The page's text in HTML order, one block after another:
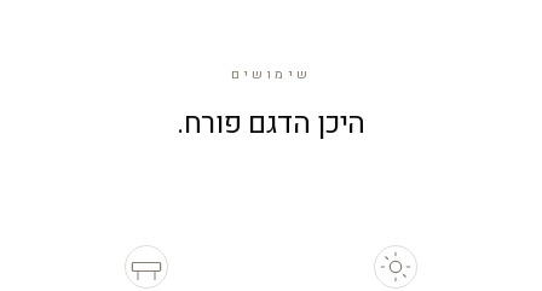
שימושים
היכן הדגם פורח.